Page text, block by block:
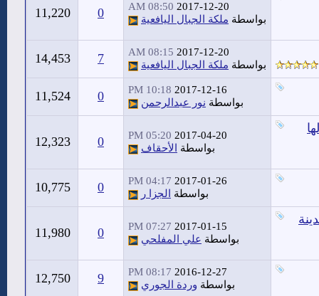
2017-12-20
08:50 AM
بواسطة ملكة الجبال اليافعية 0
11,220
2017-12-20
08:15 AM
بواسطة ملكة الجبال اليافعية 7
14,453
2017-12-16
10:18 PM
بواسطة نور عبدالرحمن 0
11,524
2017-04-20
05:20 PM
بواسطة
الأحقاف 0
12,323
2017-01-26
04:17 PM
بواسطة
الجزا ر 0
10,775
2017-01-15
07:27 PM
بواسطة علي المفلحي 0
11,980
2016-12-27
08:17 PM
بواسطة وردة الجوري 9
12,750